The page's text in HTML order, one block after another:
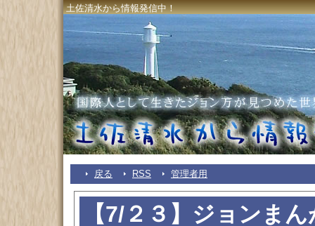
土佐清水から情報発信中！
戻る RSS 管理者用
【7/２３】ジョンま